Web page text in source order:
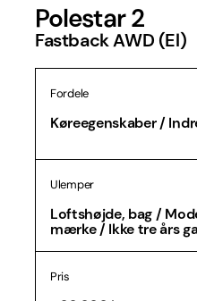
Polestar 2
Fastback AWD (El)
Fordele
Køreegenskaber /
Ulemper
Loftshøjde, bag /
mærke / Ikke tre års
Pris